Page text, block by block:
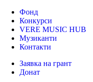
Фонд
Конкурси
VERE MUSIC HUB
Музиканти
Контакти
Заявка на грант
Донат